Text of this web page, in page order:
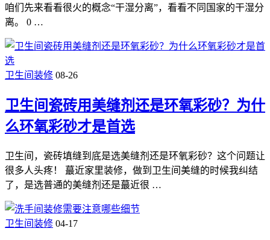
咱们先来看看很火的概念“干湿分离”，看看不同国家的干湿分
离。 0 …
卫生间装修 08-26
卫生间瓷砖用美缝剂还是环氧彩砂？为什
么环氧彩砂才是首选
卫生间，瓷砖填缝到底是选美缝剂还是环氧彩砂？这个问题让
很多人头疼！ 蕞近家里装修，做到卫生间美缝的时候我纠结
了，是选普通的美缝剂还是蕞近很 …
卫生间装修 04-17